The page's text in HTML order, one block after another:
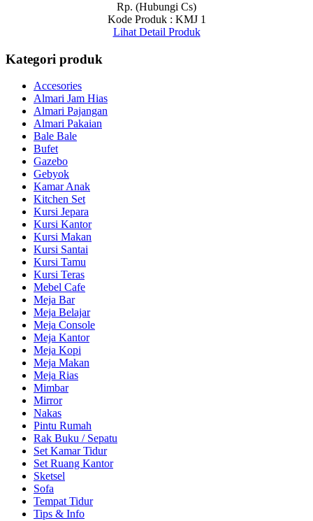
Rp. (Hubungi Cs)
Kode Produk : KMJ 1
Lihat Detail Produk
Kategori produk
Accesories
Almari Jam Hias
Almari Pajangan
Almari Pakaian
Bale Bale
Bufet
Gazebo
Gebyok
Kamar Anak
Kitchen Set
Kursi Jepara
Kursi Kantor
Kursi Makan
Kursi Santai
Kursi Tamu
Kursi Teras
Mebel Cafe
Meja Bar
Meja Belajar
Meja Console
Meja Kantor
Meja Kopi
Meja Makan
Meja Rias
Mimbar
Mirror
Nakas
Pintu Rumah
Rak Buku / Sepatu
Set Kamar Tidur
Set Ruang Kantor
Sketsel
Sofa
Tempat Tidur
Tips & Info